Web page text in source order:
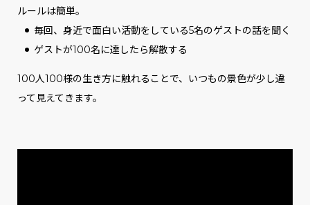
ルールは簡単。
毎回、身近で面白い活動をしている5名のゲストの話を聞く
ゲストが100名に達したら解散する
100人100様の生き方に触れることで、いつもの景色が少し違
って見えてきます。